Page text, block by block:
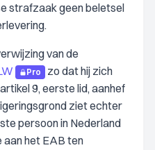
strafzaak geen beletsel
van de
Pro
zo dat hij zich
9, eerste lid, aanhef
ziet echter
persoon in Nederland
aan het EAB ten